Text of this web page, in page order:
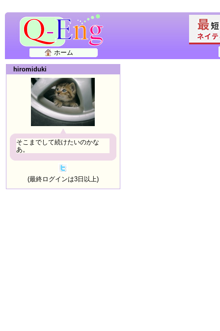
ホーム
hiromiduki
そこまでして続けたいのかな
あ。
(最終ログインは3日以上)